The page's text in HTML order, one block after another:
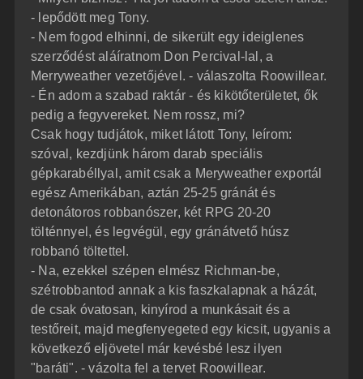
- lepődött meg Tony.
- Nem fogod elhinni, de sikerült egy ideiglenes
szerződést aláíratnom Don Percival-lal, a
Merryweather vezetőjével. - válaszolta Roowillear.
- Én adom a szabad raktár - és kikötőterületet, ők
pedig a fegyvereket. Nem rossz, mi?
Csak hogy tudjátok, miket látott Tony, leírom:
szóval, kezdjünk három darab speciális
gépkarabéllyal, amit csak a Meryweather exportál
egész Amerikában, aztán 25-25 gránát és
detonátoros robbanószer, két RPG 20-20
tölténnyel, és legvégül, egy gránátvető húsz
robbanó töltettel.
- Na, ezekkel szépen elmész Richman-be,
szétrobbantod annak a kis faszkalapnak a házát,
de csak óvatosan, kinyírod a munkásait és a
testőreit, majd megfenyegeted egy kicsit, ugyanis a
következő eljövetel már kevésbé lesz ilyen
"baráti". - vázolta fel a tervet Roowillear.